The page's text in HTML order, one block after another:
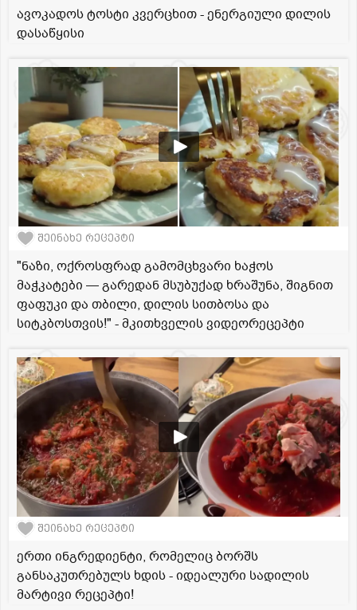
ავოკადოს ტოსტი კვერცხით - ენერგიული დილის
დასაწყისი
შეინახე რეცეპტი
"ნაზი, ოქროსფრად გამომცხვარი ხაჭოს
მაჭკატები — გარედან მსუბუქად ხრაშუნა, შიგნით
ფაფუკი და თბილი, დილის სითბოსა და
სიტკბოსთვის!" - მკითხველის ვიდეორეცეპტი
შეინახე რეცეპტი
ერთი ინგრედიენტი, რომელიც ბორშს
განსაკუთრებულს ხდის - იდეალური სადილის
მარტივი რეცეპტი!